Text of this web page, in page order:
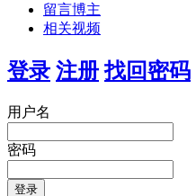
留言博主
相关视频
登录 注册 找回密码
用户名
密码